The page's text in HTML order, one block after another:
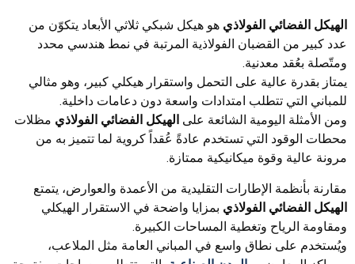
الهيكل الفضائي الفولاذي هو هيكل شبكي ثلاثي الأبعاد يتكوّن من
عدد كبير من القضبان الفولاذية المرتبة في نمط هندسي محدد
ومتّصلة بعُقد معدنية.
يمتاز بقدرة عالية على التحمل واستقرار هيكلي كبير، وهو مثالي
للمباني التي تتطلب امتدادات واسعة دون دعامات داخلية.
ومن الأمثلة اليومية الشائعة على الهيكل الفضائي الفولاذي مظلات
محطات الوقود التي تستخدم عادةً عُقداً كروية لما تتميز به من
مرونة عالية وقوة ميكانيكية ممتازة.
مقارنة بأنظمة الإطارات التقليدية من الأعمدة والعوارض، يتمتع
الهيكل الفضائي الفولاذي بمزايا واضحة في الاستقرار الهيكلي
ومقاومة الرياح وتغطية المساحات الكبيرة.
ويُستخدم على نطاق واسع في المباني العامة مثل الملاعب،